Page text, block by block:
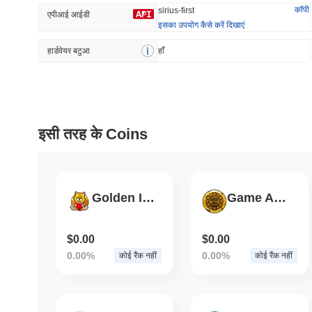
प्रवृत्त
7.94%
एपीआई आईडी sirius-first
कॉपी
इसका उपयोग कैसे करें दिखाएं
हार्डवेयर बटुआ हाँ
इसी तरह के Coins
Golden Inu
$0.00
0.00% कोई रैंक नहीं
Game Ace Token
$0.00
0.00% कोई रैंक नहीं